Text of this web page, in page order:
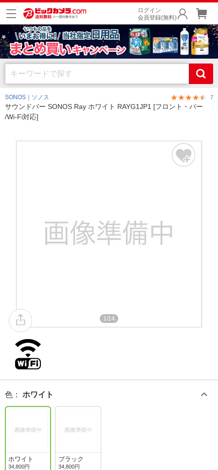
ログイン
会員登録(無料)
SONOS｜ソノス 7
サウンドバー SONOS Ray ホワイト RAYG1JP1 [フロント・バー
/Wi-Fi対応]
1/14
色 ： ホワイト
ホワイト
34,800円
ブラック
34,800円